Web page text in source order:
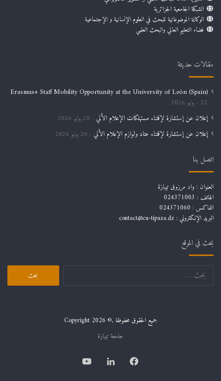
الشبكة الجامعية الجزائرية
الوكالة الموضوعاتية للبحث في العلوم الإنسانية و الإجتماعية
فضاء التعليم العالي والبحث العلمي
مقالات حديثة
Erasmus+ Staff Mobility Opportunity at the University of León (Spain)
22 يوليو 2026
إعلان عن إستشارة لإقتناء مستهلكات الإعلام الألي 20 يوليو 2026
إعلان عن إستشارة لإقتناء عتاد ولوازم الإعلام الألي 20 يوليو 2026
اتصل بنا
العنوان : واد مرزوق تيبازة
الهاتف : 024371003
الفاكس : 024371060
البريد الإلكتروني : contact@cu-tipaza.dz
بحث في الموقع
البحث
جميع الحقوق محفوظة ,© Copyright 2026
جامعة تيبازة
فيسبوكلينكدإن يوتيوب